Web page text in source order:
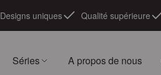
Designs uniques Qualité supérieure
Séries A propos de nous